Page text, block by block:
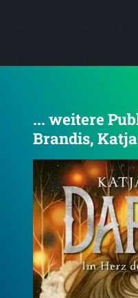
... weitere
Brandis, Katja